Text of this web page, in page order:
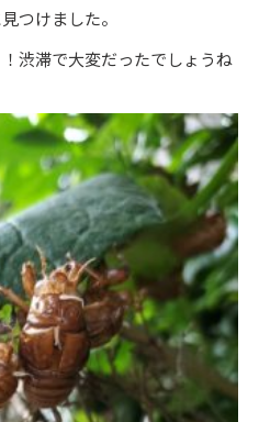
つけました。
渋滞で大変だったでしょうね